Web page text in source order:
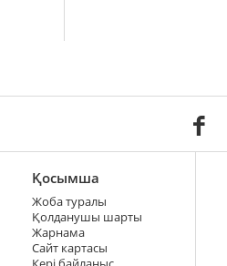
Қосымша
Жоба туралы
Қолданушы шарты
Жарнама
Сайт картасы